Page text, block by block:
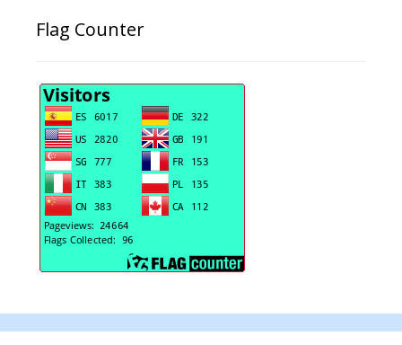
Flag Counter